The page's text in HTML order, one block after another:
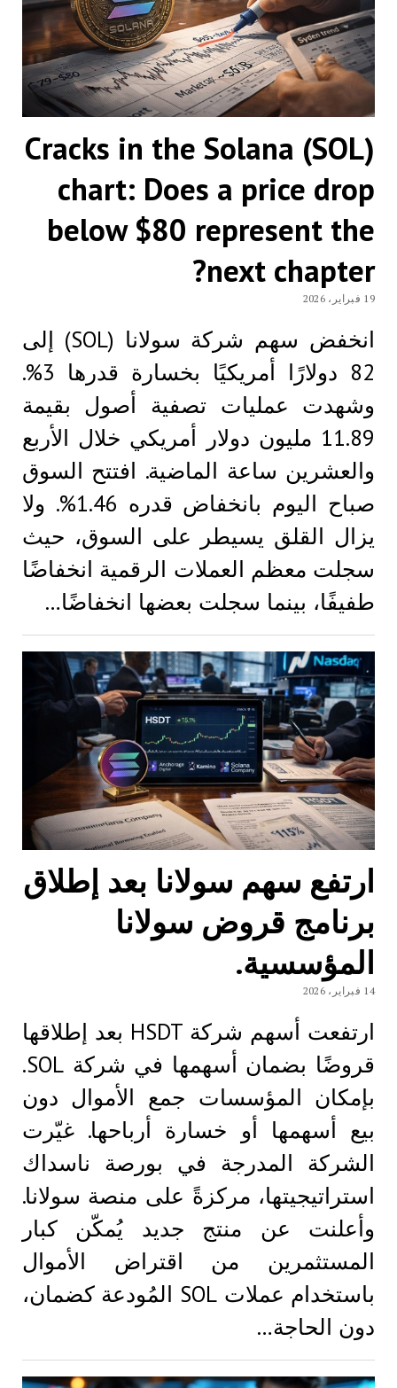
Cracks in the Solana (SOL)
chart: Does a price drop
below $80 represent the
next chapter?
19 فبراير، 2026
انخفض سهم شركة سولانا (SOL) إلى
82 دولارًا أمريكيًا بخسارة قدرها 3%.
وشهدت عمليات تصفية أصول بقيمة
11.89 مليون دولار أمريكي خلال الأربع
والعشرين ساعة الماضية. افتتح السوق
صباح اليوم بانخفاض قدره 1.46%. ولا
يزال القلق يسيطر على السوق، حيث
سجلت معظم العملات الرقمية انخفاضًا
طفيفًا، بينما سجلت بعضها انخفاضًا…
ارتفع سهم سولانا بعد إطلاق
برنامج قروض سولانا
المؤسسية.
14 فبراير، 2026
ارتفعت أسهم شركة HSDT بعد إطلاقها
قروضًا بضمان أسهمها في شركة SOL.
بإمكان المؤسسات جمع الأموال دون
بيع أسهمها أو خسارة أرباحها. غيّرت
الشركة المدرجة في بورصة ناسداك
استراتيجيتها، مركزةً على منصة سولانا.
وأعلنت عن منتج جديد يُمكّن كبار
المستثمرين من اقتراض الأموال
باستخدام عملات SOL المُودعة كضمان،
دون الحاجة…